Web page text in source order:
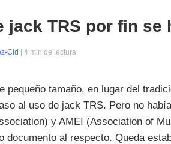
jack TRS por fin se
Cid | 4 min de lectura
pequeño tamaño, en lugar del
al uso de jack TRS. Pero no
y AMEI (Association of
documento al respecto. Queda